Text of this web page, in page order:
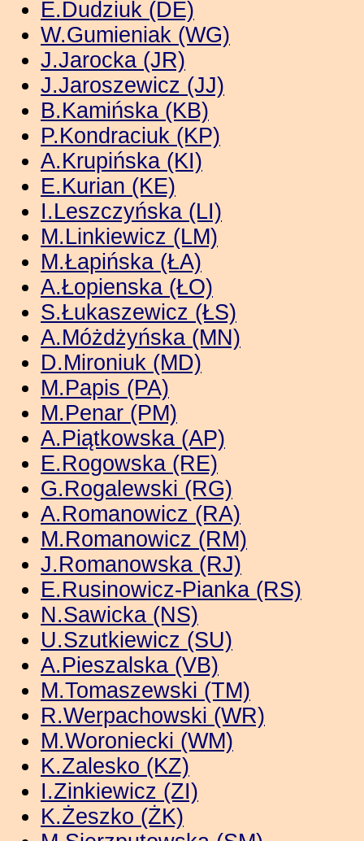
E.Dudziuk (DE)
W.Gumieniak (WG)
J.Jarocka (JR)
J.Jaroszewicz (JJ)
B.Kamińska (KB)
P.Kondraciuk (KP)
A.Krupińska (KI)
E.Kurian (KE)
I.Leszczyńska (LI)
M.Linkiewicz (LM)
M.Łapińska (ŁA)
A.Łopienska (ŁO)
S.Łukaszewicz (ŁS)
A.Móżdżyńska (MN)
D.Mironiuk (MD)
M.Papis (PA)
M.Penar (PM)
A.Piątkowska (AP)
E.Rogowska (RE)
G.Rogalewski (RG)
A.Romanowicz (RA)
M.Romanowicz (RM)
J.Romanowska (RJ)
E.Rusinowicz-Pianka (RS)
N.Sawicka (NS)
U.Szutkiewicz (SU)
A.Pieszalska (VB)
M.Tomaszewski (TM)
R.Werpachowski (WR)
M.Woroniecki (WM)
K.Zalesko (KZ)
I.Zinkiewicz (ZI)
K.Żeszko (ŻK)